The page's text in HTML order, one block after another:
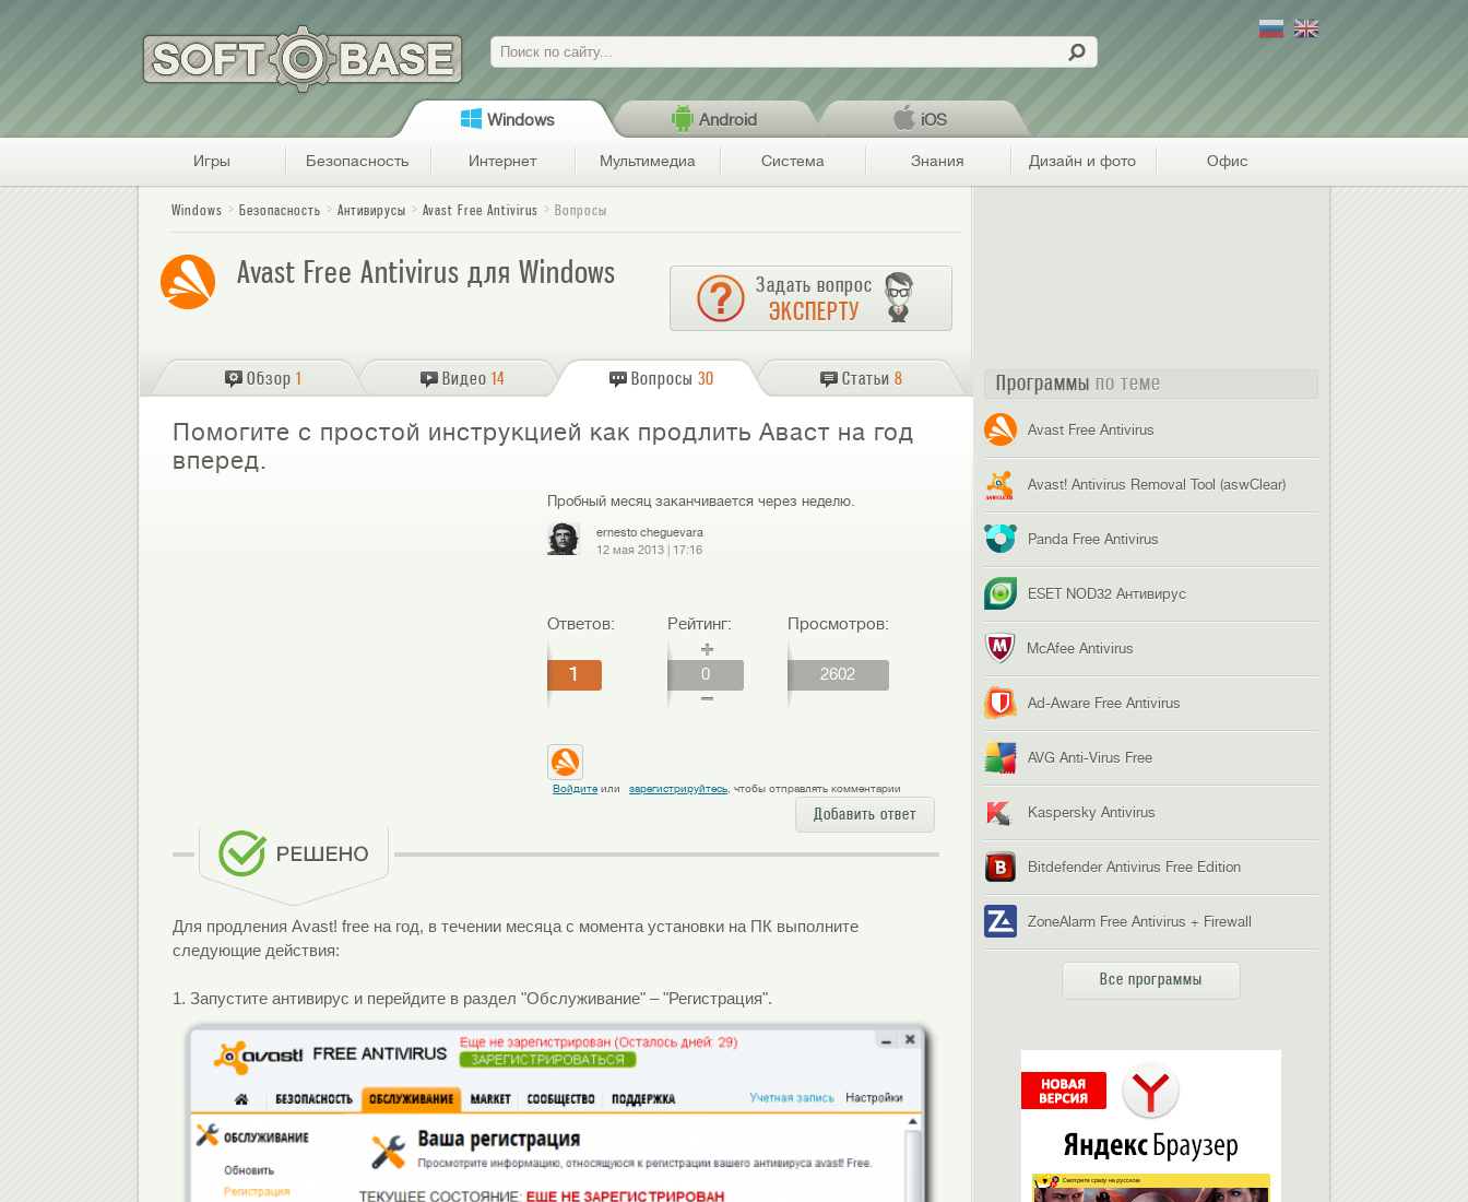
Поиск
Windows Android iOS
Игры Безопасность Интернет Мультимедиа Система Знания Дизайн и фото Офис
Windows Безопасность Антивирусы Avast Free Antivirus Вопросы
Avast Free Antivirus для Windows Задать вопрос
ЭКСПЕРТУ
Обзор 1 Видео 14 Вопросы 30 Статьи 8
Помогите с простой инструкцией как продлить Аваст на год
вперед.
Пробный месяц заканчивается через неделю.
ernesto cheguevara
12 мая 2013| 17:16
Ответов:
1
Рейтинг:
0
Просмотров:
2602
Войдитеили зарегистрируйтесь, чтобы отправлять комментарии
Добавить ответ
Для продления Avast! free на год, в течении месяца с момента установки на ПК выполните
следующие действия:
1. Запустите антивирус и перейдите в раздел "Обслуживание" – "Регистрация".
Программы по теме
Avast Free Antivirus
Avast! Antivirus Removal Tool (aswClear)
Panda Free Antivirus
ESET NOD32 Антивирус
McAfee Antivirus
Ad-Aware Free Antivirus
AVG Anti-Virus Free
Kaspersky Antivirus
Bitdefender Antivirus Free Edition
ZoneAlarm Free Antivirus + Firewall
Все программы